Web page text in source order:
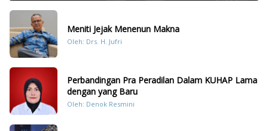
Meniti Jejak Menenun Makna
Oleh: Drs. H. Jufri
Perbandingan Pra Peradilan Dalam KUHAP Lama
dengan yang Baru
Oleh: Denok Resmini